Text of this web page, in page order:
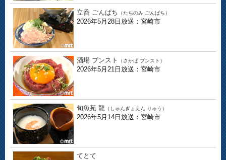
立呑 ごんぱち （たちのみ ごんぱち）
2026年5月28日放送：宮崎市
酒場 ブンスト （さかば ブンスト）
2026年5月21日放送：宮崎市
旬魚苑 龍 （しゅんぎょえん りゅう）
2026年5月14日放送：宮崎市
てとて